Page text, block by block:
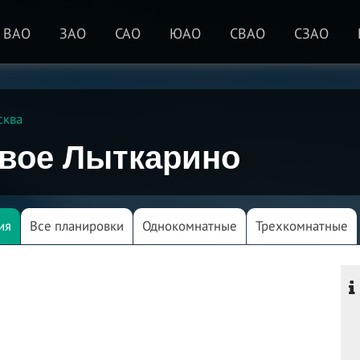
ВАО ЗАО САО ЮАО СВАО СЗАО
Лыткарино
Все планировки Однокомнатные Трехкомнатные